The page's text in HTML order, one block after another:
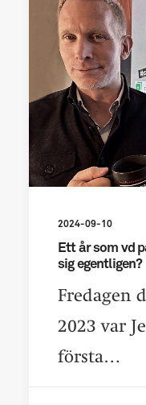
2024-09-10
Ett år som vd
sig egentligen?
Fredagen
2023 var
första…